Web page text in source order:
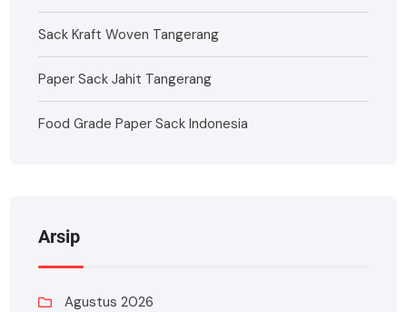
Sack Kraft Woven Tangerang
Paper Sack Jahit Tangerang
Food Grade Paper Sack Indonesia
Arsip
Agustus 2026